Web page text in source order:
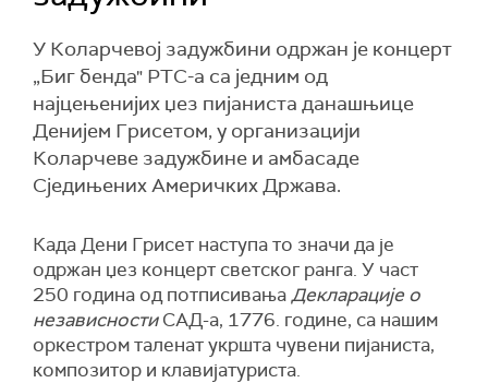
У Коларчевој задужбини одржан је концерт
„Биг бенда" РТС-а са једним од
најцењенијих џез пијаниста данашњице
Денијем Грисетом, у организацији
Коларчеве задужбине и амбасаде
Сједињених Америчких Држава.
Када Дени Грисет наступа то значи да је
одржан џез концерт светског ранга. У част
250 година од потписивањаДекларације о
независностиСАД-а, 1776. године, са нашим
оркестром таленат укршта чувени пијаниста,
композитор и клавијатуриста.